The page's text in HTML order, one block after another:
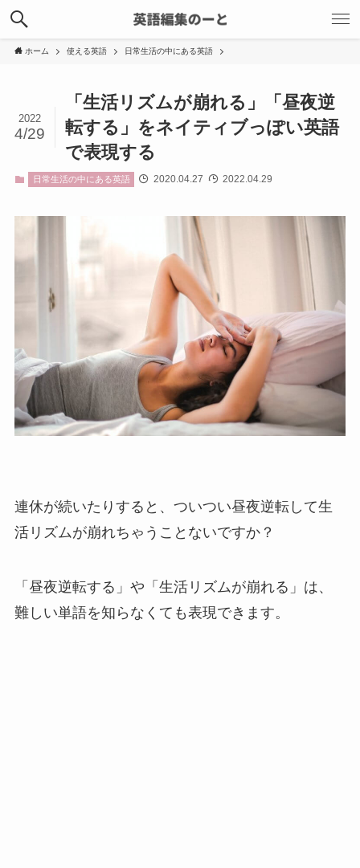
ホーム 使える英語 日常生活の中にある英語
「生活リズムが崩れる」「昼夜逆
転する」をネイティブっぽい英語
で表現する
2022
4/29
日常生活の中にある英語 2020.04.27 2022.04.29
連休が続いたりすると、ついつい昼夜逆転して生
活リズムが崩れちゃうことないですか？
「昼夜逆転する」や「生活リズムが崩れる」は、
難しい単語を知らなくても表現できます。